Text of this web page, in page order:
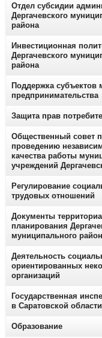
Отдел субсидии
Дергачевского
района
Инвестиционная
Дергачевского
района
Поддержка субъектов
предпринимательства
Защита прав
Общественный совет
проведению
качества работы
учреждений
Регулирование
трудовых отношений
Документы
планирования
муниципального
Деятельность
ориентированных
организаций
Государственная
в Саратовской области
Образование